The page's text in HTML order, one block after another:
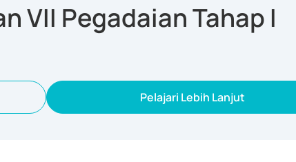
VII Pegadaian Tahap I
Pelajari Lebih Lanjut